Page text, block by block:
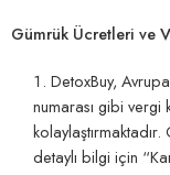
Gümrük Ücretleri ve
DetoxBuy,
numarası gibi vergi
detaylı bilgi için “